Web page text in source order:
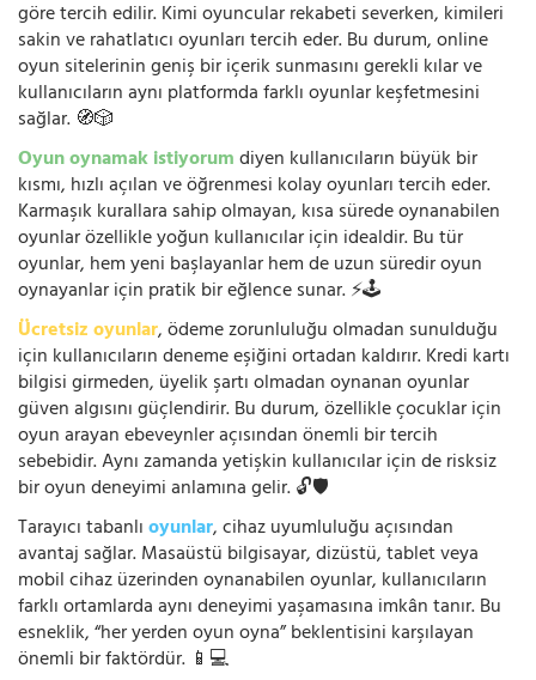
göre tercih edilir. Kimi oyuncular rekabeti severken, kimileri
sakin ve rahatlatıcı oyunları tercih eder. Bu durum, online
oyun sitelerinin geniş bir içerik sunmasını gerekli kılar ve
kullanıcıların aynı platformda farklı oyunlar keşfetmesini
sağlar. 🧭🎲
Oyun oynamak istiyorumdiyen kullanıcıların büyük bir
kısmı, hızlı açılan ve öğrenmesi kolay oyunları tercih eder.
Karmaşık kurallara sahip olmayan, kısa sürede oynanabilen
oyunlar özellikle yoğun kullanıcılar için idealdir. Bu tür
oyunlar, hem yeni başlayanlar hem de uzun süredir oyun
oynayanlar için pratik bir eğlence sunar. ⚡🕹️
Ücretsiz oyunlar, ödeme zorunluluğu olmadan sunulduğu
için kullanıcıların deneme eşiğini ortadan kaldırır. Kredi kartı
bilgisi girmeden, üyelik şartı olmadan oynanan oyunlar
güven algısını güçlendirir. Bu durum, özellikle çocuklar için
oyun arayan ebeveynler açısından önemli bir tercih
sebebidir. Aynı zamanda yetişkin kullanıcılar için de risksiz
bir oyun deneyimi anlamına gelir. 🔓🛡️
Tarayıcı tabanlıoyunlar, cihaz uyumluluğu açısından
avantaj sağlar. Masaüstü bilgisayar, dizüstü, tablet veya
mobil cihaz üzerinden oynanabilen oyunlar, kullanıcıların
farklı ortamlarda aynı deneyimi yaşamasına imkân tanır. Bu
esneklik, “her yerden oyun oyna” beklentisini karşılayan
önemli bir faktördür. 📱💻